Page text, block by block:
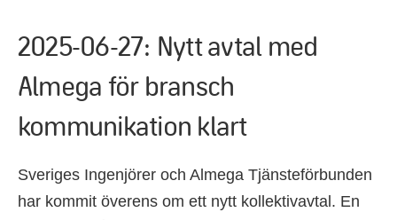
2025-06-27: Nytt avtal med
Almega för bransch
kommunikation klart
Sveriges Ingenjörer och Almega Tjänsteförbunden
har kommit överens om ett nytt kollektivavtal. En